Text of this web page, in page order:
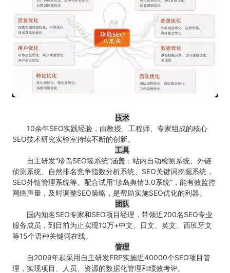
技术
10余年SEO实践经验，由教授、工程师、专家组成的核心
SEO技术研究实验室持续不断的创新。
工具
自主研发“珍岛SEO臻系统”涵盖：站内自动检测系统、外链
侦测系统、自然排名竞争指数分析系统、SEO关键词挖掘系统，
SEO外链管理系统等。配合试用“珍岛舆情3.0系统”，能有效监控
网络声量，及时调整SEO策略，是帮助实施SEO优化的利器。
团队
国内知名SEO专家和SEO项目经理，带领近200名SEO专业
服务成员，到目前为止实现10万+中文、日文、英文、西班牙文
等15个语种关键词在线。
管理
自2009年起采用自主研发ERP实施近40000个SEO项目管
理，实现项目、人员、资源的数据化管理和绩效考评。